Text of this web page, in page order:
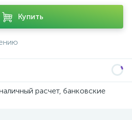
Купить
расчет, банковские